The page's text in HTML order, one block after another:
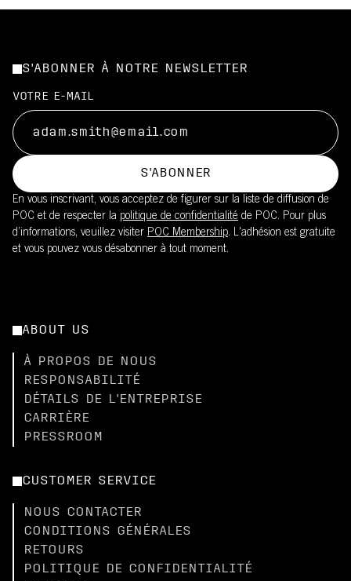
S'ABONNER À NOTRE NEWSLETTER
VOTRE E-MAIL
S'ABONNER
En vous inscrivant, vous acceptez de figurer sur la liste de diffusion de
POC et de respecter la politique de confidentialité de POC. Pour plus
d’informations, veuillez visiter POC Membership. L'adhésion est gratuite
et vous pouvez vous désabonner à tout moment.
ABOUT US
À PROPOS DE NOUS
RESPONSABILITÉ
DÉTAILS DE L'ENTREPRISE
CARRIÈRE
PRESSROOM
CUSTOMER SERVICE
NOUS CONTACTER
CONDITIONS GÉNÉRALES
RETOURS
POLITIQUE DE CONFIDENTIALITÉ